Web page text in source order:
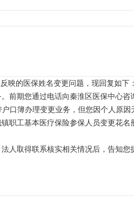
映的医保姓名变更问题，现回复如下：
前期您通过电话向秦淮区医保中心咨
务，但您因个人原因无法
职工基本医疗保险参保人员变更花名
人取得联系核实相关情况后，告知您